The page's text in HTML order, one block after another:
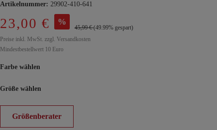
Artikelnummer: 29902-410-641
23,00 € %
45,99 €(49.99% gespart)
Preise inkl. MwSt. zzgl. Versandkosten
Mindestbestellwert 10 Euro
Farbe wählen
Größe wählen
Größenberater